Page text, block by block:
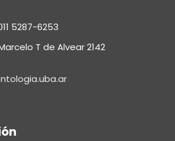
5287-6253
T de Alvear 2142